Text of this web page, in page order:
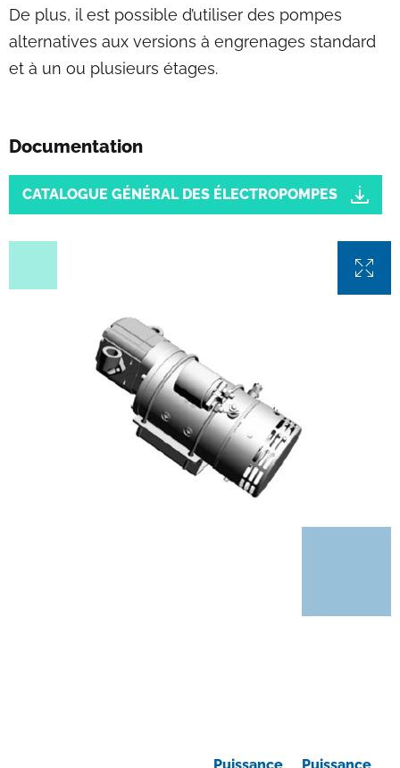
De plus, il est possible d’utiliser des pompes
alternatives aux versions à engrenages standard
et à un ou plusieurs étages.
Documentation
Document
CATALOGUE GÉNÉRAL DES ÉLECTROPOMPES